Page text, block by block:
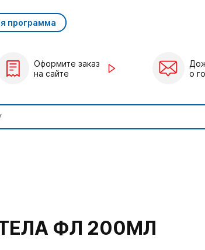
программа
Оформите заказ
на сайте
о
ФЛ 200МЛ